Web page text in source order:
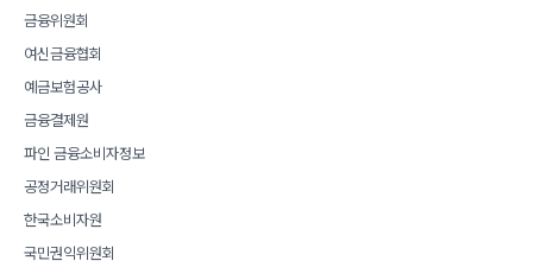
금융위원회
여신금융협회
예금보험공사
금융결제원
파인 금융소비자정보
공정거래위원회
한국소비자원
국민권익위원회